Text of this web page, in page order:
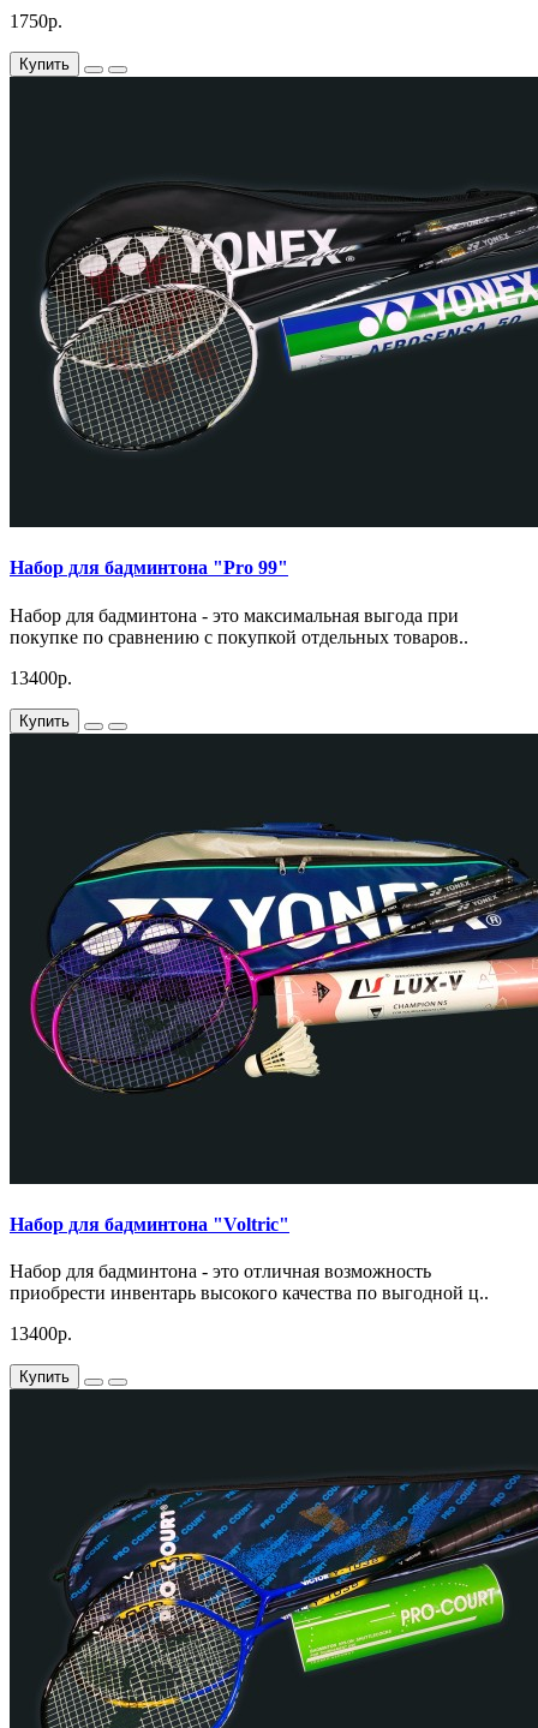
1750р.
Купить
Набор для бадминтона "Pro 99"
Набор для бадминтона - это максимальная выгода при
покупке по сравнению с покупкой отдельных товаров..
13400р.
Купить
Набор для бадминтона "Voltric"
Набор для бадминтона - это отличная возможность
приобрести инвентарь высокого качества по выгодной ц..
13400р.
Купить